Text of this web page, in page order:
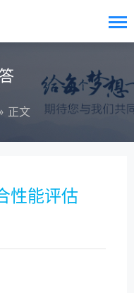
正文
性能评估